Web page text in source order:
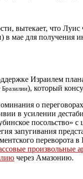
вытекает, что
мае для получения
Израилем
Бразилии), который
о
в усилении
посольство»
запугивания
переворота
произвольные
через Амазонию.